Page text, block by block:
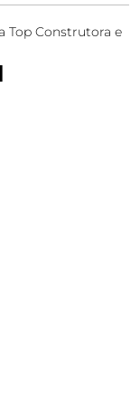
Top Construtora e